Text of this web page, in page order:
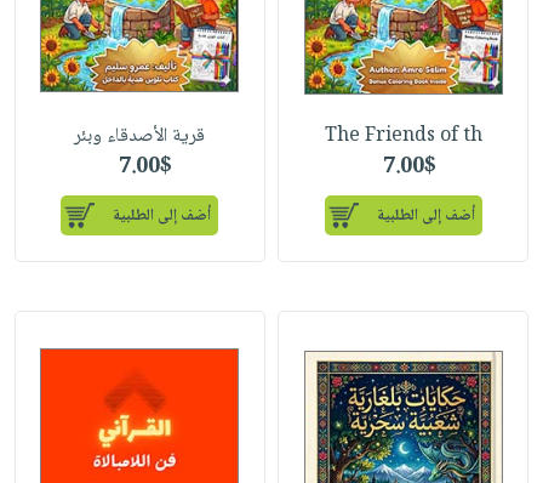
The Friends of th
7.00$
أضف إلى الطلبية
قرية الأصدقاء وبئر
7.00$
أضف إلى الطلبية